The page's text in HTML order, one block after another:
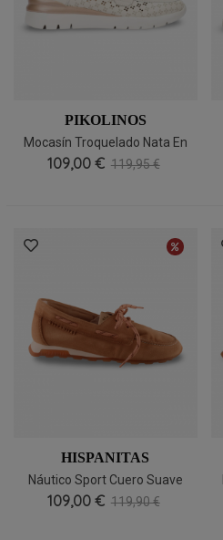
PIKOLINOS
Mocasín Troquelado Nata En
Piel Pikolinos Cantabria W4R-
109,00 € 119,95 €
HISPANITAS
Náutico Sport Cuero Suave
Hispanitas HV264603, Ligero
109,00 € 119,90 €